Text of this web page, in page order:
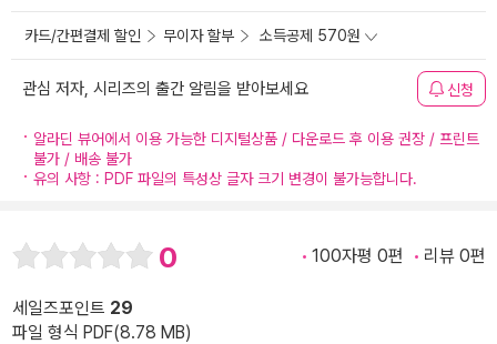
카드/간편결제 할인 무이자 할부 소득공제 570원
관심 저자, 시리즈의 출간 알림을 받아보세요 신청
알라딘 뷰어에서 이용 가능한 디지털상품 / 다운로드 후 이용 권장 / 프린트
불가 / 배송 불가
유의 사항 : PDF 파일의 특성상 글자 크기 변경이 불가능합니다.
0 100자평 0편 리뷰 0편
세일즈포인트 29
파일 형식 PDF(8.78 MB)